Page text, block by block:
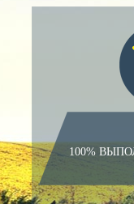
100%